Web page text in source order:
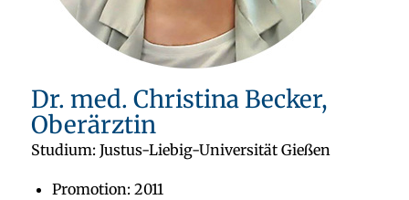
Dr. med. Christina Becker,
Oberärztin
Studium: Justus-Liebig-Universität Gießen
Promotion: 2011